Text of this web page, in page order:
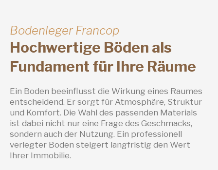
Bodenleger Francop
Hochwertige Böden als
Fundament für Ihre Räume
Ein Boden beeinflusst die Wirkung eines Raumes
entscheidend. Er sorgt für Atmosphäre, Struktur
und Komfort. Die Wahl des passenden Materials
ist dabei nicht nur eine Frage des Geschmacks,
sondern auch der Nutzung. Ein professionell
verlegter Boden steigert langfristig den Wert
Ihrer Immobilie.